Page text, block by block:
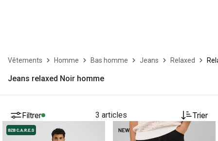
Vêtements Homme Bas homme Jeans Relaxed
Jeans relaxed Noir homme
Filtrer 3 articles Trier